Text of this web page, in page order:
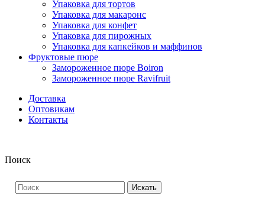
Упаковка для тортов
Упаковка для макаронс
Упаковка для конфет
Упаковка для пирожных
Упаковка для капкейков и маффинов
Фруктовые пюре
Замороженное пюре Boiron
Замороженное пюре Ravifruit
Доставка
Оптовикам
Контакты
Поиск
Искать